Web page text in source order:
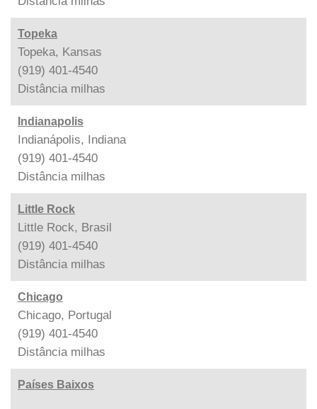
Topeka
Topeka, Kansas
(919) 401-4540
Distância milhas
Indianapolis
Indianápolis, Indiana
(919) 401-4540
Distância milhas
Little Rock
Little Rock, Brasil
(919) 401-4540
Distância milhas
Chicago
Chicago, Portugal
(919) 401-4540
Distância milhas
Países Baixos